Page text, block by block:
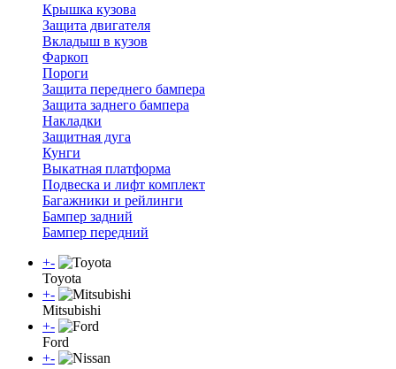
Крышка кузова
Защита двигателя
Вкладыш в кузов
Фаркоп
Пороги
Защита переднего бампера
Защита заднего бампера
Накладки
Защитная дуга
Кунги
Выкатная платформа
Подвеска и лифт комплект
Багажники и рейлинги
Бампер задний
Бампер передний
+-
Toyota
+-
Mitsubishi
+-
Ford
+-